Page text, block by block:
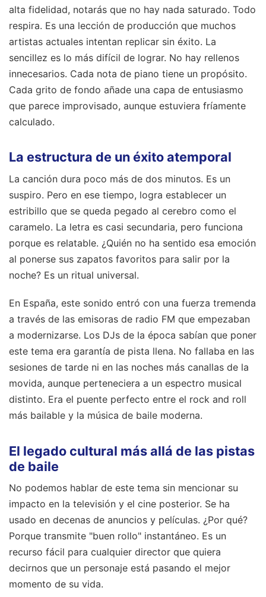
alta fidelidad, notarás que no hay nada saturado. Todo
respira. Es una lección de producción que muchos
artistas actuales intentan replicar sin éxito. La
sencillez es lo más difícil de lograr. No hay rellenos
innecesarios. Cada nota de piano tiene un propósito.
Cada grito de fondo añade una capa de entusiasmo
que parece improvisado, aunque estuviera fríamente
calculado.
La estructura de un éxito atemporal
La canción dura poco más de dos minutos. Es un
suspiro. Pero en ese tiempo, logra establecer un
estribillo que se queda pegado al cerebro como el
caramelo. La letra es casi secundaria, pero funciona
porque es relatable. ¿Quién no ha sentido esa emoción
al ponerse sus zapatos favoritos para salir por la
noche? Es un ritual universal.
En España, este sonido entró con una fuerza tremenda
a través de las emisoras de radio FM que empezaban
a modernizarse. Los DJs de la época sabían que poner
este tema era garantía de pista llena. No fallaba en las
sesiones de tarde ni en las noches más canallas de la
movida, aunque perteneciera a un espectro musical
distinto. Era el puente perfecto entre el rock and roll
más bailable y la música de baile moderna.
El legado cultural más allá de las pistas
de baile
No podemos hablar de este tema sin mencionar su
impacto en la televisión y el cine posterior. Se ha
usado en decenas de anuncios y películas. ¿Por qué?
Porque transmite "buen rollo" instantáneo. Es un
recurso fácil para cualquier director que quiera
decirnos que un personaje está pasando el mejor
momento de su vida.